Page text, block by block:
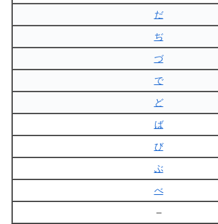
だ
ぢ
づ
で
ど
ば
び
ぶ
べ
–